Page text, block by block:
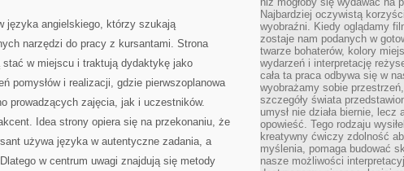
języka angielskiego, którzy szukają
narzędzi do pracy z kursantami. Strona
w miejscu i traktują dydaktykę jako
pomysłów i realizacji, gdzie pierwszoplanowa
prowadzących zajęcia, jak i uczestników.
Idea strony opiera się na przekonaniu, że
używa języka w autentyczne zadania, a
w centrum uwagi znajdują się metody
Najbardziej oczywistą
wyobraźni. Kiedy oglądamy
zostaje nam podanych w
twarze bohaterów, kolory
wydarzeń i interpretację
cała ta praca odbywa się w
wyobrażamy sobie
szczegóły świata
umysł nie działa biernie, lecz
opowieść. Tego rodzaju
kreatywny ćwiczy zdolność
myślenia, pomaga budować
nasze możliwości